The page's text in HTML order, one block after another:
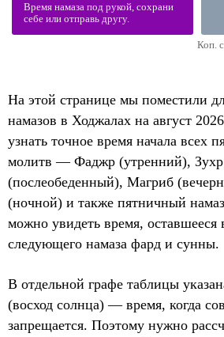
Время намаза под рукой, сохрани
себе или отправь другу.
Коп.
На этой странице мы поместили
намазов в Ходжалах на август
узнать точное время начала всех
молитв — Фаджр (утренний),
(послеобеденный), Магриб
(ночной) и также пятничный
можно увидеть время,
следующего намаза фард и сунны.
В отдельной графе таблицы
(восход солнца) — время, когда
запрещается. Поэтому нужно